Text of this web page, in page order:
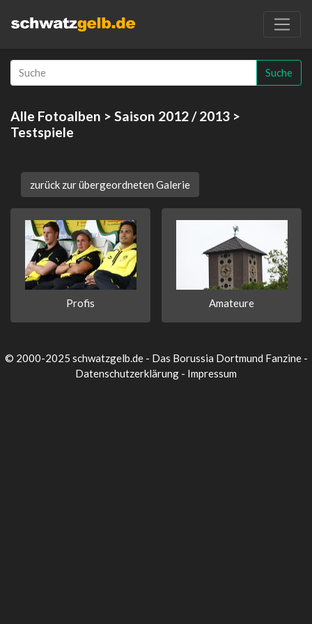
Suche
Alle Fotoalben > Saison 2012 / 2013 >
Testspiele
zurück zur übergeordneten Galerie
Profis Amateure
© 2000-2025 schwatzgelb.de - Das Borussia Dortmund Fanzine -
Datenschutzerklärung - Impressum